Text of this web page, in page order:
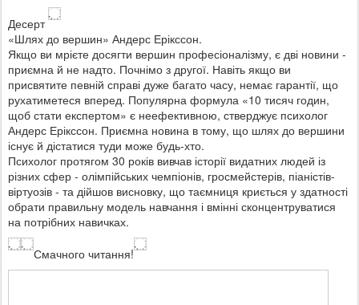
Десерт
«Шлях до вершин» Андерс Ерікссон.
Якщо ви мрієте досягти вершин професіоналізму, є дві новини -
приємна й не надто. Почнімо з другої. Навіть якщо ви
присвятите певній справі дуже багато часу, немає гарантії, що
рухатиметеся вперед. Популярна формула «10 тисяч годин,
щоб стати експертом» є неефективною, стверджує психолог
Андерс Ерікссон. Приємна новина в тому, що шлях до вершини
існує й дістатися туди може будь-хто.
Психолог протягом 30 років вивчав історії видатних людей із
різних сфер - олімпійських чемпіонів, гросмейстерів, піаністів-
віртуозів - та дійшов висновку, що таємниця криється у здатності
обрати правильну модель навчання і вмінні сконцентруватися
на потрібних навичках.
Смачного читання!